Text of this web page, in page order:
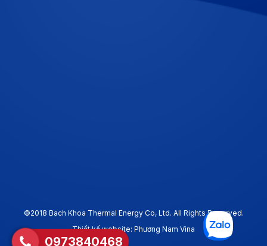
©2018 Bach Khoa Thermal Energy Co, Ltd. All Rights Reserved.
Thiết kế website: Phương Nam Vina
0973840468